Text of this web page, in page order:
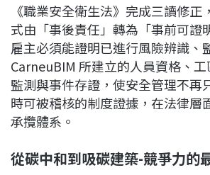
《職業安全衛生法》完成三讀修正
式由「事後責任」轉為「事前可證
雇主必須能證明已進行風險辨識、
CarneuBIM 所建立的人員資格、
監測與事件存證，使安全管理不再
時可被稽核的制度證據，在法律層
承攬體系。
從碳中和到吸碳建築-競爭力的